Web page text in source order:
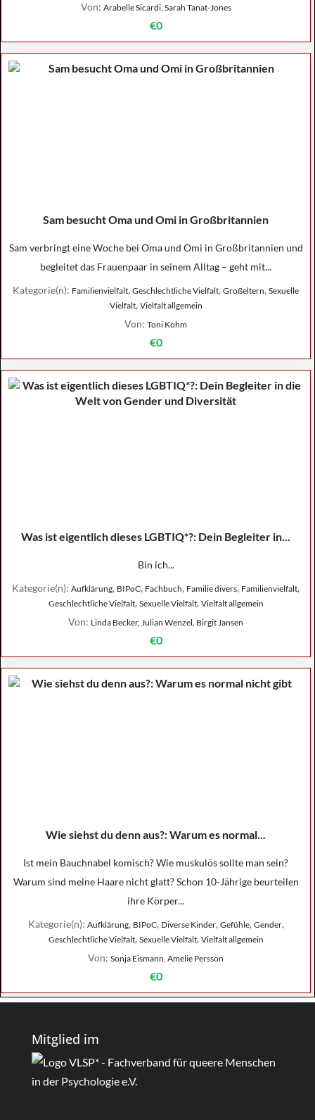
Von: Arabelle Sicardi, Sarah Tanat-Jones
€0
Sam besucht Oma und Omi in Großbritannien
Sam verbringt eine Woche bei Oma und Omi in Großbritannien und
begleitet das Frauenpaar in seinem Alltag – geht mit...
Kategorie(n): Familienvielfalt, Geschlechtliche Vielfalt, Großeltern, Sexuelle
Vielfalt, Vielfalt allgemein
Von: Toni Kohm
€0
Was ist eigentlich dieses LGBTIQ*?: Dein Begleiter in...
Bin ich...
Kategorie(n): Aufklärung, BIPoC, Fachbuch, Familie divers, Familienvielfalt,
Geschlechtliche Vielfalt, Sexuelle Vielfalt, Vielfalt allgemein
Von: Linda Becker, Julian Wenzel, Birgit Jansen
€0
Wie siehst du denn aus?: Warum es normal...
Ist mein Bauchnabel komisch? Wie muskulös sollte man sein?
Warum sind meine Haare nicht glatt? Schon 10-Jährige beurteilen
ihre Körper...
Kategorie(n): Aufklärung, BIPoC, Diverse Kinder, Gefühle, Gender,
Geschlechtliche Vielfalt, Sexuelle Vielfalt, Vielfalt allgemein
Von: Sonja Eismann, Amelie Persson
€0
Mitglied im